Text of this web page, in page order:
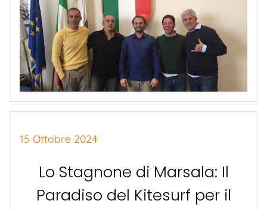
15 Ottobre 2024
Lo Stagnone di Marsala: Il
Paradiso del Kitesurf per il